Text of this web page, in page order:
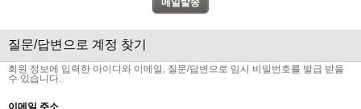
질문/답변으로 계정 찾기
회원 정보에 입력한 아이디와 이메일, 질문/답변으로 임시 비밀번호를 발급 받을
수 있습니다.
이메일 주소